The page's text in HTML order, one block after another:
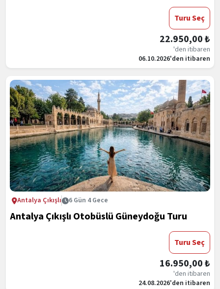
06.10.2026'den itibaren
22.950,00 ₺
'den itibaren
Turu Seç
Antalya Çıkışlı 6 Gün 4 Gece
Antalya Çıkışlı Otobüslü Güneydoğu Turu
24.08.2026'den itibaren
16.950,00 ₺
'den itibaren
Turu Seç